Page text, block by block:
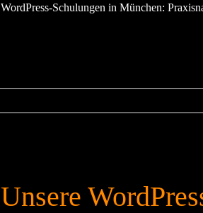
WordPress-Schulungen in München:
Unsere